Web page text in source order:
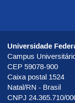
Universidade
Campus
CEP 59078-900
Caixa postal 1524
Natal/RN - Brasil
CNPJ 24.365.710/